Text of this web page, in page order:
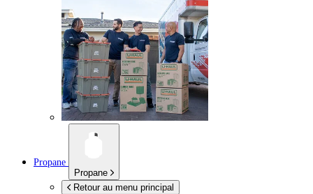
Propane
Propane
Retour au menu principal